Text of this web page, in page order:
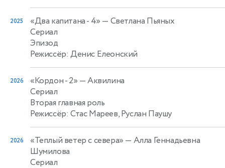
2025 «Два капитана - 4» — Светлана Пьяных
Сериал
Эпизод
Режиссёр: Денис Елеонский
2026 «Кордон - 2» — Аквилина
Сериал
Вторая главная роль
Режиссёр: Стас Мареев, Руслан Паушу
2026 «Теплый ветер с севера» — Алла Геннадьевна
Шумилова
Сериал